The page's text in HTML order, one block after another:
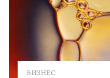
БИЗНЕС